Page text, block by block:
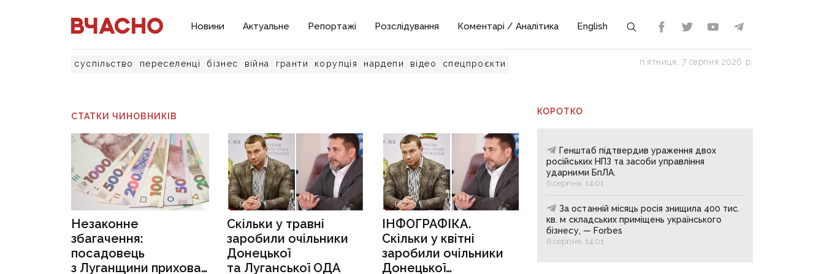
Новини Актуальне Репортажі Розслідування Коментарі / Аналітика English
суспільство переселенці бізнес війна гранти корупція нардепи відео спецпроєкти пʼятниця, 7 серпня 2026 р.
СТАТКИ ЧИНОВНИКІВ
Незаконне
збагачення:
посадовець
з Луганщини приховав
Скільки у травні
заробили очільники
Донецької
та Луганської ОДА
ІНФОГРАФІКА.
Скільки у квітні
заробили очільники
Донецької
КОРОТКО
Генштаб підтвердив ураження двох
російських НПЗ та засоби управління
ударними БпЛА.
6 серпня, 14:01
За останній місяць росія знищила 400 тис.
кв. м складських приміщень українського
бізнесу, — Forbes
6 серпня, 14:01